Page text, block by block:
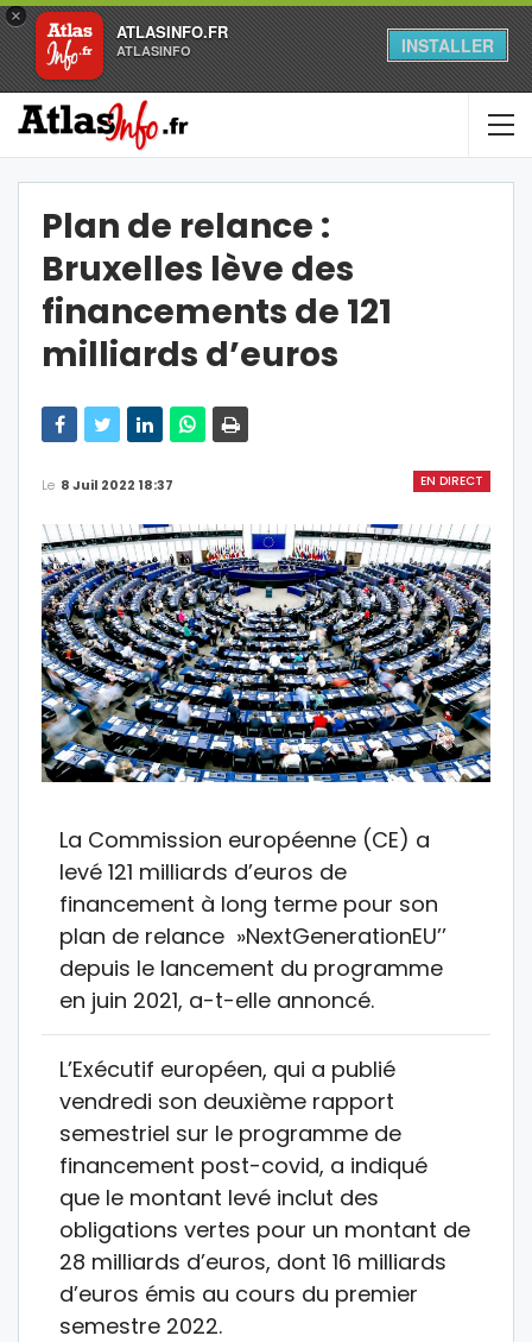
×
ATLASINFO.FR
ATLASINFO INSTALLER
Plan de relance :
Bruxelles lève des
financements de 121
milliards d’euros
EN DIRECT
Le 8 Juil 2022 18:37
La Commission européenne (CE) a
levé 121 milliards d’euros de
financement à long terme pour son
plan de relance »NextGenerationEU’’
depuis le lancement du programme
en juin 2021, a-t-elle annoncé.
L’Exécutif européen, qui a publié
vendredi son deuxième rapport
semestriel sur le programme de
financement post-covid, a indiqué
que le montant levé inclut des
obligations vertes pour un montant de
28 milliards d’euros, dont 16 milliards
d’euros émis au cours du premier
semestre 2022.